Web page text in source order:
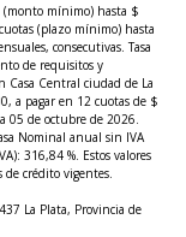
(monto mínimo) hasta $
(plazo mínimo) hasta
consecutivas. Tasa
de requisitos y
Casa Central ciudad de La
a pagar en 12 cuotas de $
05 de octubre de 2026.
Nominal anual sin IVA
316,84 %. Estos valores
crédito vigentes.
La Plata, Provincia de